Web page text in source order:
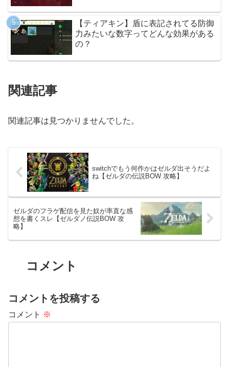
【ティアキン】盾に表記されてる防御
力みたいな数字ってどんな効果がある
の？
関連記事
関連記事は見つかりませんでした。
switchでもう何作かはゼルダ出そうだよ
ね【ゼルダの伝説BOW 攻略】
ゼルダのフラゲ配信を見た奴が率直な感
想を書くスレ【ゼルダノ伝説BOW 攻
略】
コメント
コメントを投稿する
コメント ※